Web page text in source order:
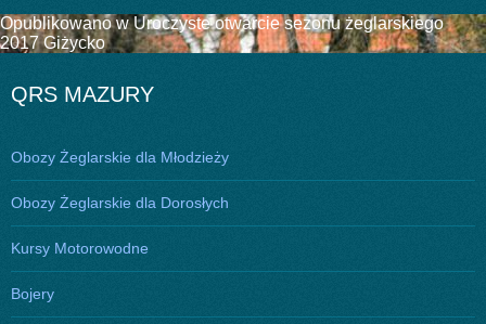
Nawigacja
wpisu
Opublikowano wUroczyste otwarcie sezonu żeglarskiego
2017 Giżycko
QRS MAZURY
Obozy Żeglarskie dla Młodzieży
Obozy Żeglarskie dla Dorosłych
Kursy Motorowodne
Bojery